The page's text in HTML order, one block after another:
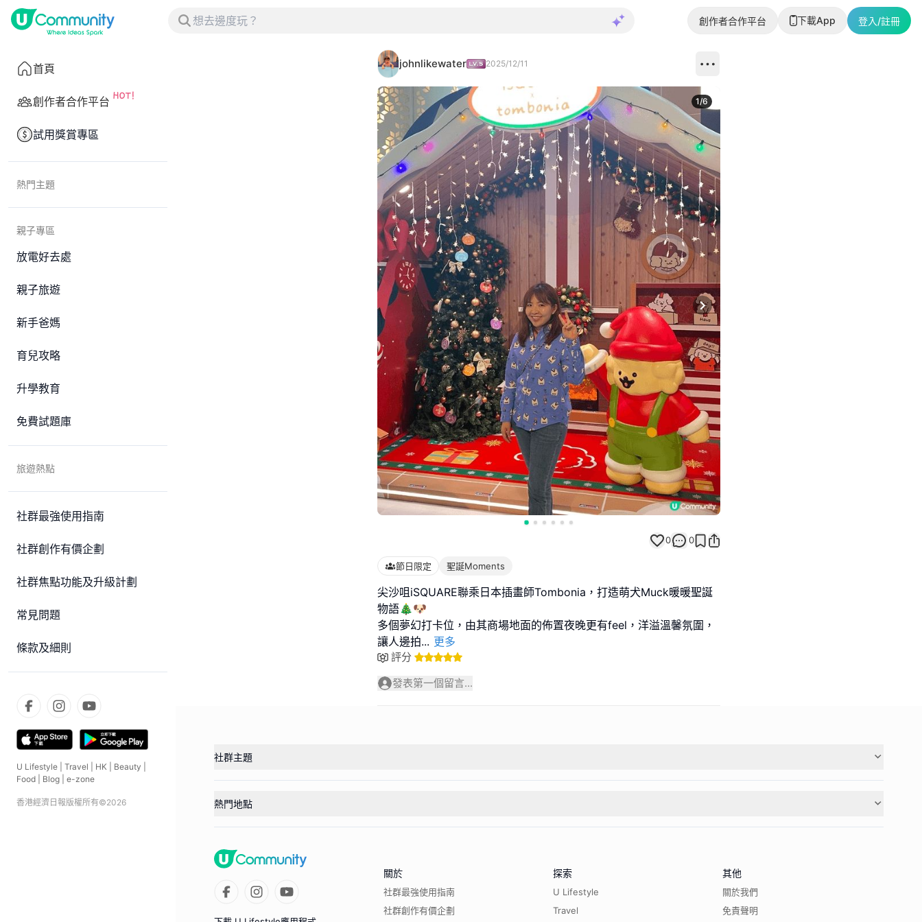
創作者合作平台 下載App 登入/註冊
首頁
創作者合作平台
試用獎賞專區
熱門主題
親子專區
放電好去處
親子旅遊
新手爸媽
育兒攻略
升學教育
免費試題庫
旅遊熱點
社群最強使用指南
社群創作有價企劃
社群焦點功能及升級計劃
常見問題
條款及細則
U Lifestyle Travel HK Beauty
Food
Blog e-zone
香港經濟日報版權所有©2026
johnlikewater 2025/12/11
Next slide
1/6
0 0
節日限定 聖誕Moments
尖沙咀iSQUARE聯乘日本插畫師Tombonia，打造萌犬Muck暖暖聖誕
物語🎄🐶
多個夢幻打卡位，由其商場地面的佈置夜晚更有feel，洋溢溫馨氛圍，
讓人邊拍... 更多
評分
發表第一個留言...
社群主題
熱門地點
關於
社群最強使用指南
社群創作有價企劃
探索
U Lifestyle
Travel
其他
關於我們
免責聲明